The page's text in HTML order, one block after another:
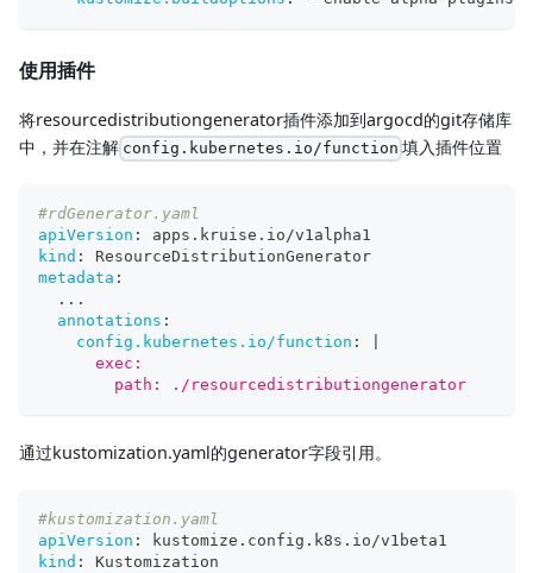
使用插件
将resourcedistributiongenerator插件添加到argocd的git存储库
中，并在注解 config.kubernetes.io/function 填入插件位置
#rdGenerator.yaml
apiVersion :
apps.kruise.io/v1alpha1
kind :
ResourceDistributionGenerator
metadata :
...
annotations :
config.kubernetes.io/function :
      exec:
        path: ./resourcedistributiongenerator
通过kustomization.yaml的generator字段引用。
#kustomization.yaml
apiVersion :
kustomize.config.k8s.io/v1beta1
kind :
Kustomization